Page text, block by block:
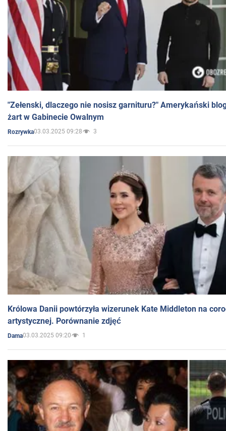
"Zełenski, dlaczego nie nosisz garnituru?" Amerykański
żart w Gabinecie Owalnym
Rozrywka03.03.2025 09:28 3
Królowa Danii powtórzyła wizerunek Kate Middleton na
artystycznej. Porównanie zdjęć
Dama03.03.2025 09:20 1